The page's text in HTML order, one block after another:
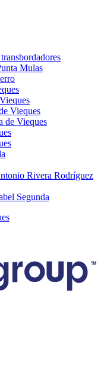
Mulas
Vieques
de Vieques
Rivera Rodríguez
Segunda